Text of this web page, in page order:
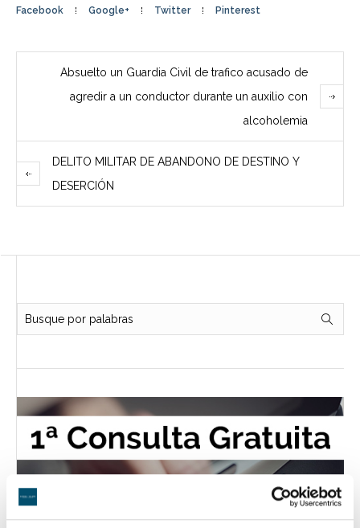
Facebook Google+ Twitter Pinterest
Absuelto un Guardia Civil de trafico acusado de
agredir a un conductor durante un auxilio con
alcoholemia
DELITO MILITAR DE ABANDONO DE DESTINO Y
DESERCIÓN